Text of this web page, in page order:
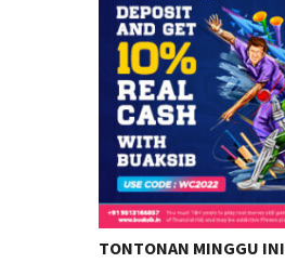
TONTONAN MINGGU INI